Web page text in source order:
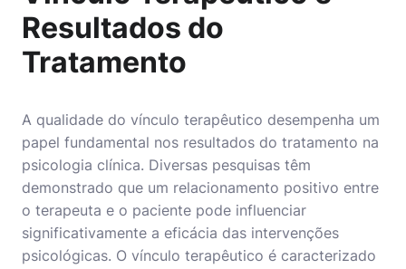
Resultados do
Tratamento
A qualidade do vínculo terapêutico desempenha um
papel fundamental nos resultados do tratamento na
psicologia clínica. Diversas pesquisas têm
demonstrado que um relacionamento positivo entre
o terapeuta e o paciente pode influenciar
significativamente a eficácia das intervenções
psicológicas. O vínculo terapêutico é caracterizado